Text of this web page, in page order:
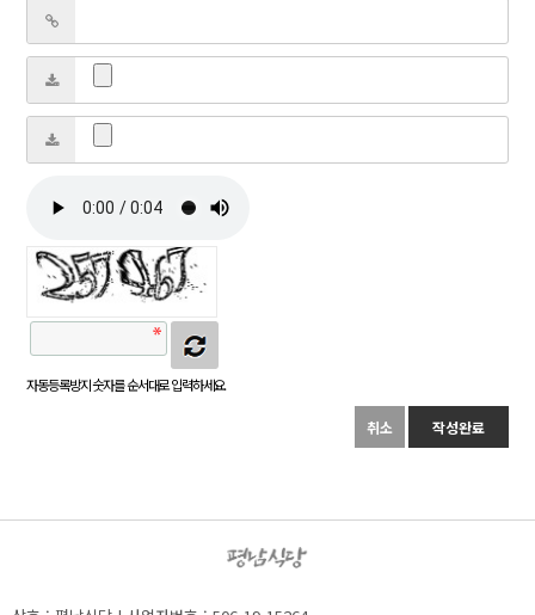
자동등록방지 숫자를 순서대로 입력하세요.
취소